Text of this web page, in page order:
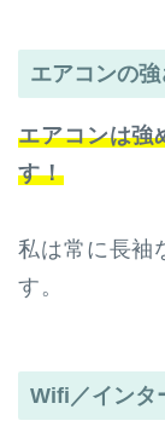
エアコンの強
エアコンは強
す！
私は常に長袖
す。
Wifi／インタ